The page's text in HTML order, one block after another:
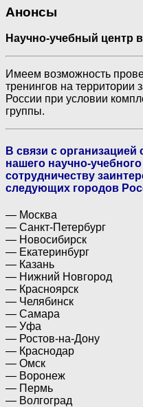
Анонсы
Научно-учебный центр
Имеем возможность
тренингов на территории
России при условии
группы.
В связи с организацией
нашего научно-
сотрудничеству
следующих городов
— Москва
— Санкт-Петербург
— Новосибирск
— Екатеринбург
— Казань
— Нижний Новгород
— Красноярск
— Челябинск
— Самара
— Уфа
— Ростов-на-Дону
— Краснодар
— Омск
— Воронеж
— Пермь
— Волгоград